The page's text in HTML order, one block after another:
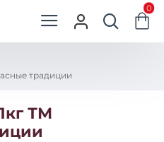
0
традиции
ТМ